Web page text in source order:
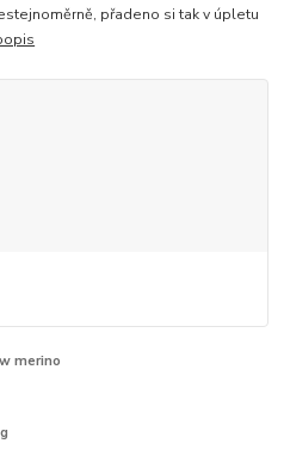
přadeno si tak v úpletu
merino